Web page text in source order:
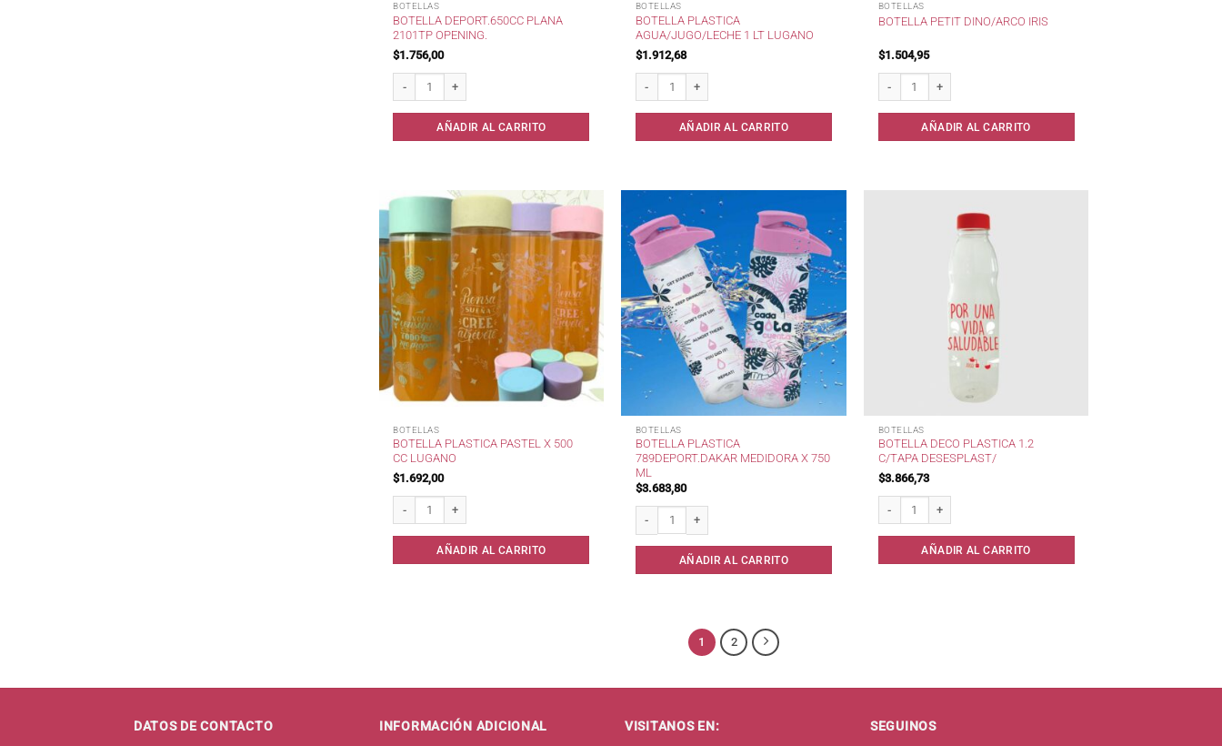
BOTELLAS
BOTELLA DEPORT.650CC PLANA
2101TP OPENING.
$1.756,00
Botella Deport.650cc Plana 2101TP Opening. cantidad
AÑADIR AL CARRITO
BOTELLAS
BOTELLA PLASTICA
AGUA/JUGO/LECHE 1 LT LUGANO
$1.912,68
Botella Plastica Agua/Jugo/Leche 1 lt Lugano cantidad
AÑADIR AL CARRITO
BOTELLAS
BOTELLA PETIT DINO/ARCO IRIS
$1.504,95
Botella PETIT Dino/Arco iris cantidad
AÑADIR AL CARRITO
BOTELLAS
BOTELLA PLASTICA PASTEL X 500
CC LUGANO
$1.692,00
Botella Plastica Pastel x 500 cc Lugano cantidad
AÑADIR AL CARRITO
BOTELLAS
BOTELLA PLASTICA
789DEPORT.DAKAR MEDIDORA X 750
ML
$3.683,80
Botella Plastica 789Deport.Dakar Medidora x 750 ml cantidad
AÑADIR AL CARRITO
BOTELLAS
BOTELLA DECO PLASTICA 1.2
C/TAPA DESESPLAST/
$3.866,73
Botella Deco Plastica 1.2 c/Tapa Desesplast/ cantidad
AÑADIR AL CARRITO
1 2
DATOS DE CONTACTO INFORMACIÓN ADICIONAL VISITANOS EN: SEGUINOS